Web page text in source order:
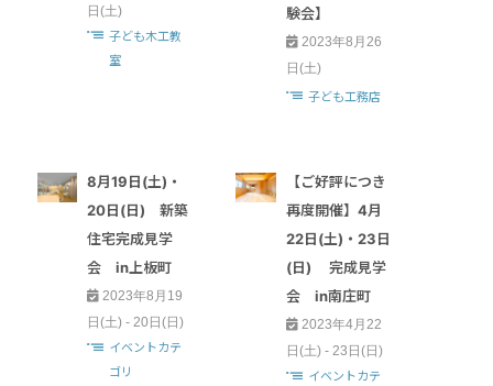
日(土)
子ども木工教
室
験会】
2023年8月26
日(土)
子ども工務店
8月19日(土)・
20日(日) 新築
住宅完成見学
会 in上板町
2023年8月19
日(土) - 20日(日)
イベントカテ
ゴリ
【ご好評につき
再度開催】4月
22日(土)・23日
(日) 完成見学
会 in南庄町
2023年4月22
日(土) - 23日(日)
イベントカテ